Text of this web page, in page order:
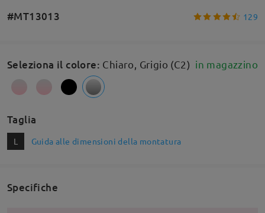
#MT13013 129
Seleziona il colore: Chiaro, Grigio (C2) in magazzino
Taglia
L Guida alle dimensioni della montatura
Specifiche